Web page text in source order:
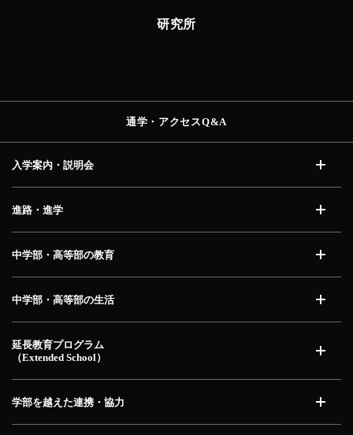
研究所
通学・アクセスQ&A
入学案内・説明会
進路・進学
中学部・高等部の教育
中学部・高等部の生活
延長教育プログラム
（Extended School）
学部を越えた連携・協力